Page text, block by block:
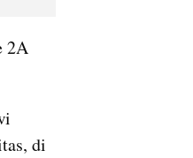
2A
di